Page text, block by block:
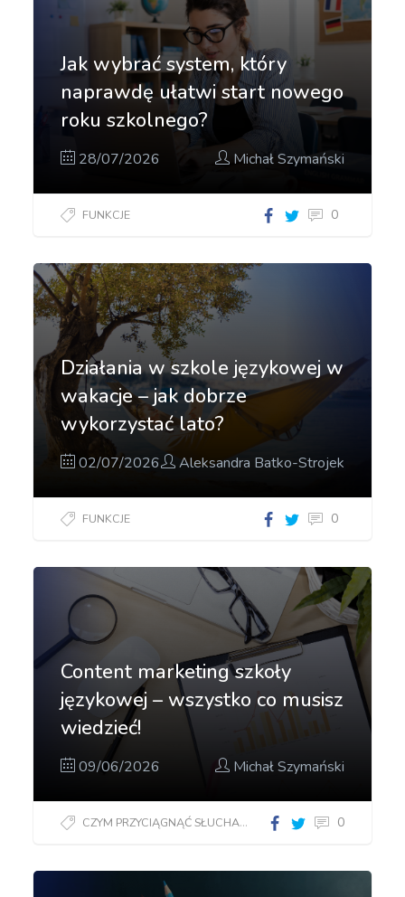
Jak wybrać system, który
naprawdę ułatwi start nowego
roku szkolnego?
28/07/2026 Michał Szymański
FUNKCJE 0
Działania w szkole językowej w
wakacje – jak dobrze
wykorzystać lato?
02/07/2026 Aleksandra Batko-Strojek
FUNKCJE 0
Content marketing szkoły
językowej – wszystko co musisz
wiedzieć!
09/06/2026 Michał Szymański
CZYM PRZYCIĄGNĄĆ SŁUCHACZY? 0